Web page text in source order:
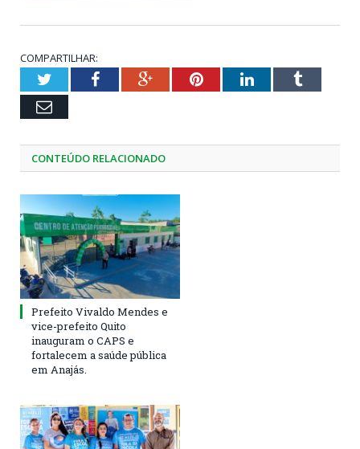
COMPARTILHAR:
TwitterFacebookGoogle+PinterestLinkedInTumblr
Email
CONTEÚDO RELACIONADO
Prefeito Vivaldo Mendes e
vice-prefeito Quito
inauguram o CAPS e
fortalecem a saúde pública
em Anajás.